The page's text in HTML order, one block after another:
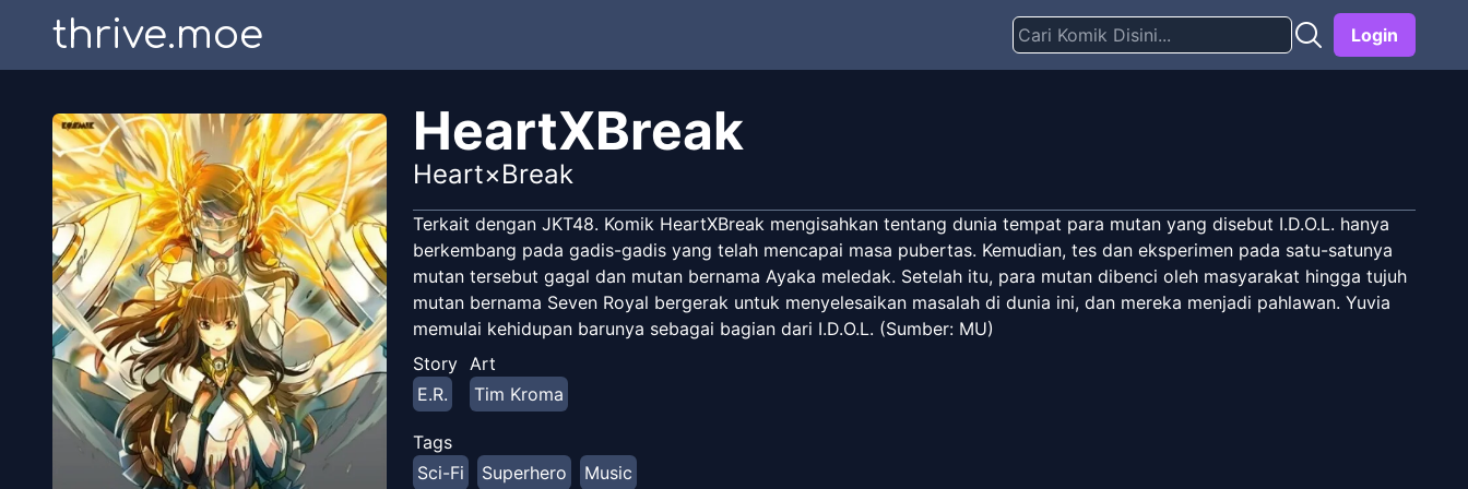
thrive.moe Login
HeartXBreak
Heart×Break
Terkait dengan JKT48. Komik HeartXBreak mengisahkan tentang dunia tempat para mutan yang disebut I.D.O.L. hanya
berkembang pada gadis-gadis yang telah mencapai masa pubertas. Kemudian, tes dan eksperimen pada satu-satunya
mutan tersebut gagal dan mutan bernama Ayaka meledak. Setelah itu, para mutan dibenci oleh masyarakat hingga tujuh
mutan bernama Seven Royal bergerak untuk menyelesaikan masalah di dunia ini, dan mereka menjadi pahlawan. Yuvia
memulai kehidupan barunya sebagai bagian dari I.D.O.L. (Sumber: MU)
Story
E.R.
Art
Tim Kroma
Tags
Sci-Fi
Superhero Music